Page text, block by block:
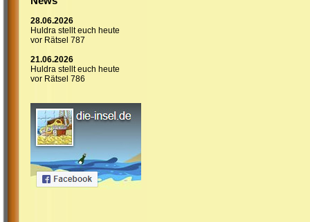
28.06.2026
Huldra stellt euch heute
vor Rätsel 787
21.06.2026
Huldra stellt euch heute
vor Rätsel 786